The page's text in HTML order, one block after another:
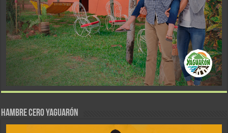
Hambre Cero Yaguarón